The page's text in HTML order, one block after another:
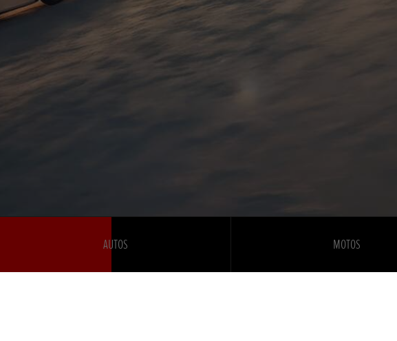
AUTOS MOTOS